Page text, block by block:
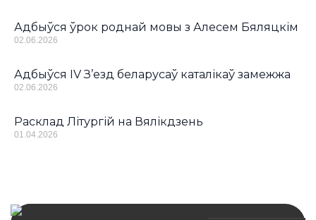
Адбыўся ўрок роднай мовы з Алесем Бяляцкім
02.06.2026
Адбыўся IV З’езд беларусаў каталікаў замежжа
02.06.2026
Расклад Літургій на Вялікдзень
01.04.2026